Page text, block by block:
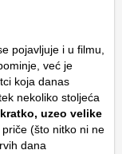
pojavljuje i u filmu,
već je
koja danas
nekoliko stoljeća
uzeo velike
priče (što nitko ni ne
dana